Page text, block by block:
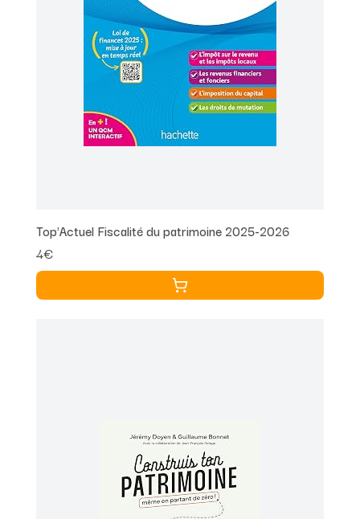
Top'Actuel Fiscalité du patrimoine 2025-2026
4€